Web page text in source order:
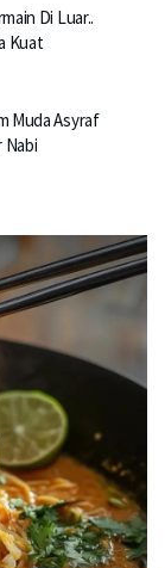
Di Luar..
Kuat
Muda Asyraf
Nabi